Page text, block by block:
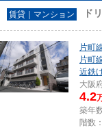
賃貸｜マンション ド
片町
片町
近鉄
大阪
4.2
築年
階数